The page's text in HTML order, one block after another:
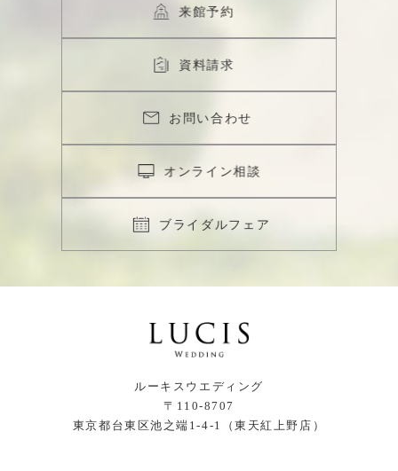
来館予約
資料請求
お問い合わせ
オンライン相談
ブライダルフェア
ルーキスウエディング
〒110-8707
東京都台東区池之端1-4-1（東天紅上野店）